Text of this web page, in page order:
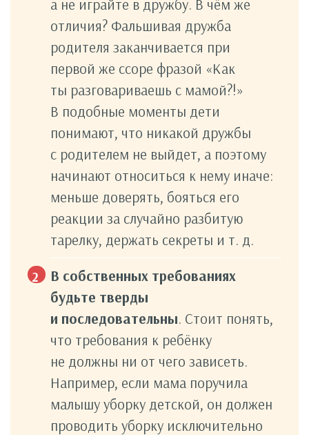
а не играйте в дружбу. В чём же
отличия? Фальшивая дружба
родителя заканчивается при
первой же ссоре фразой «Как
ты разговариваешь с мамой?!»
В подобные моменты дети
понимают, что никакой дружбы
с родителем не выйдет, а поэтому
начинают относиться к нему иначе:
меньше доверять, бояться его
реакции за случайно разбитую
тарелку, держать секреты и т. д.
В собственных требованиях
будьте тверды
и последовательны. Стоит понять,
что требования к ребёнку
не должны ни от чего зависеть.
Например, если мама поручила
малышу уборку детской, он должен
проводить уборку исключительно